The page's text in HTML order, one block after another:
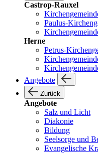
Castrop-Rauxel
Paulus-
Herne
Petrus-
Angebote
Zurück
Angebote
Salz und Licht
Diakonie
Bildung
Seelsorge und
Evangelische